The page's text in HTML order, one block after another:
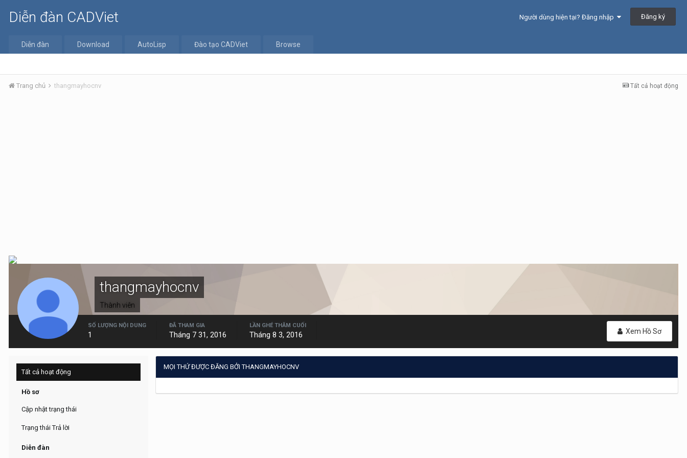
Diễn đàn CADViet Người dùng hiện tại? Đăng nhập Đăng ký
Diễn đàn Download AutoLisp Đào tạo CADViet Browse
Tất cả hoạt động
Trang chủ thangmayhocnv
thangmayhocnv
Thành viên
Xem Hồ Sơ
SỐ LƯỢNG NỘI DUNG
1
ĐÃ THAM GIA
Tháng 7 31, 2016
LẦN GHÉ THĂM CUỐI
Tháng 8 3, 2016
Tất cả hoạt động
Hồ sơ
Cập nhật trạng thái
Trạng thái Trả lời
Diễn đàn
MỌI THỨ ĐƯỢC ĐĂNG BỞI THANGMAYHOCNV